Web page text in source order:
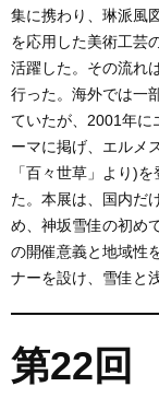
集に携わり、琳派風
を応用した美術工芸
活躍した。その流れ
行った。海外では一
ていたが、2001年に
ーマに掲げ、エルメ
「百々世草」より)
た。本展は、国内だ
め、神坂雪佳の初め
の開催意義と地域性
ナーを設け、雪佳と
第22回